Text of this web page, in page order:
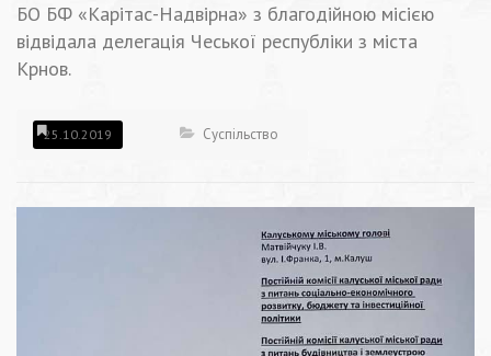
БО БФ «Карітас-Надвірна» з благодійною місією
відвідала делегація Чеської республіки з міста
Крнов.
25.10.2019 Суспільство